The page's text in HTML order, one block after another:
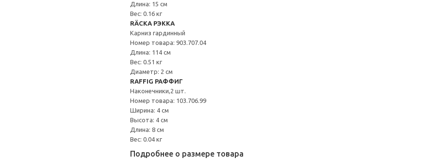
Длина: 15 см
Вес: 0.16 кг
RÄCKA РЭККА
Карниз гардинный
Номер товара: 903.707.04
Длина: 114 см
Вес: 0.51 кг
Диаметр: 2 см
RAFFIG РАФФИГ
Наконечники,2 шт.
Номер товара: 103.706.99
Ширина: 4 см
Высота: 4 см
Длина: 8 см
Вес: 0.04 кг
Подробнее о размере товара